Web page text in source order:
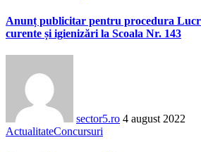
Anunț publicitar pentru procedura
curente și igienizări la Scoala Nr. 143
sector5.ro 4 august 2022
ActualitateConcursuri